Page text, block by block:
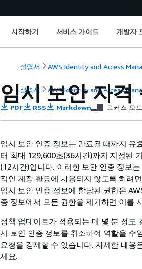
시작하기 서비스 가이드 개발자
설명서 AWS Identity and Access
설명서 AWS Identity and Access
임시 보안 자격
PDF RSS Markdown 포커스 모드
임시 보안 인증 정보는 만료될 때까지 유
터 최대 129,600초(36시간)까지 지정된
(12시간)입니다. 이러한 보안 인증 정보
적인 계정 활동에 사용되지 않도록 하려
임시 보안 인증 정보에 할당된 권한은
증 정보에서 모든 권한을 제거하면 이를
정책 업데이트가 적용되는 데 몇 분 정도
시 보안 인증 정보를 취소하여 역할을 수
요청을 강제할 수 있습니다. 자세한 내용
세요.